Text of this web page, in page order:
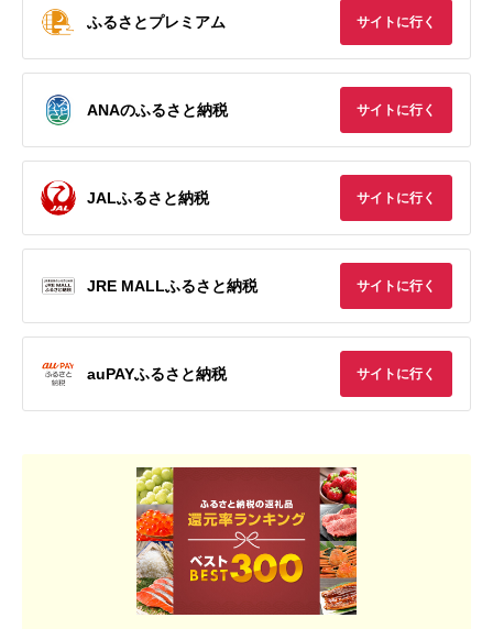
ふるさとプレミアム サイトに行く
ANAのふるさと納税 サイトに行く
JALふるさと納税 サイトに行く
JRE MALLふるさと納税 サイトに行く
auPAYふるさと納税 サイトに行く